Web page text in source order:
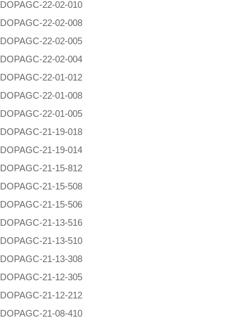
DOPAGC-22-02-010
DOPAGC-22-02-008
DOPAGC-22-02-005
DOPAGC-22-02-004
DOPAGC-22-01-012
DOPAGC-22-01-008
DOPAGC-22-01-005
DOPAGC-21-19-018
DOPAGC-21-19-014
DOPAGC-21-15-812
DOPAGC-21-15-508
DOPAGC-21-15-506
DOPAGC-21-13-516
DOPAGC-21-13-510
DOPAGC-21-13-308
DOPAGC-21-12-305
DOPAGC-21-12-212
DOPAGC-21-08-410